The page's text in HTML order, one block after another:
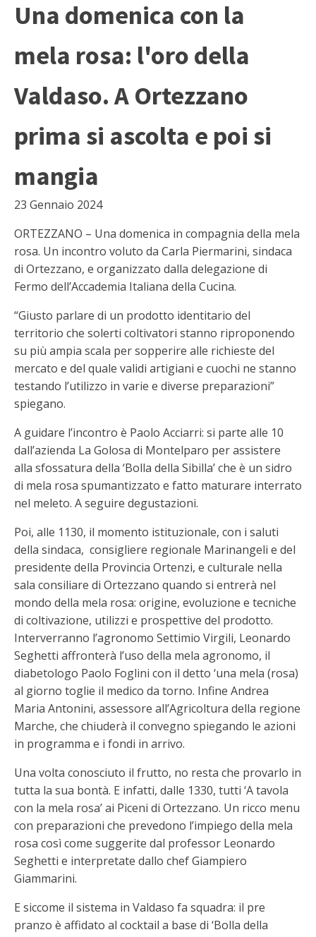
Una domenica con la
mela rosa: l'oro della
Valdaso. A Ortezzano
prima si ascolta e poi si
mangia
23 Gennaio 2024
ORTEZZANO – Una domenica in compagnia della mela
rosa. Un incontro voluto da Carla Piermarini, sindaca
di Ortezzano, e organizzato dalla delegazione di
Fermo dell’Accademia Italiana della Cucina.
“Giusto parlare di un prodotto identitario del
territorio che solerti coltivatori stanno riproponendo
su più ampia scala per sopperire alle richieste del
mercato e del quale validi artigiani e cuochi ne stanno
testando l’utilizzo in varie e diverse preparazioni”
spiegano.
A guidare l’incontro è Paolo Acciarri: si parte alle 10
dall’azienda La Golosa di Montelparo per assistere
alla sfossatura della ‘Bolla della Sibilla’ che è un sidro
di mela rosa spumantizzato e fatto maturare interrato
nel meleto. A seguire degustazioni.
Poi, alle 1130, il momento istituzionale, con i saluti
della sindaca, consigliere regionale Marinangeli e del
presidente della Provincia Ortenzi, e culturale nella
sala consiliare di Ortezzano quando si entrerà nel
mondo della mela rosa: origine, evoluzione e tecniche
di coltivazione, utilizzi e prospettive del prodotto.
Interverranno l’agronomo Settimio Virgili, Leonardo
Seghetti affronterà l’uso della mela agronomo, il
diabetologo Paolo Foglini con il detto ‘una mela (rosa)
al giorno toglie il medico da torno. Infine Andrea
Maria Antonini, assessore all’Agricoltura della regione
Marche, che chiuderà il convegno spiegando le azioni
in programma e i fondi in arrivo.
Una volta conosciuto il frutto, no resta che provarlo in
tutta la sua bontà. E infatti, dalle 1330, tutti ‘A tavola
con la mela rosa’ ai Piceni di Ortezzano. Un ricco menu
con preparazioni che prevedono l’impiego della mela
rosa così come suggerite dal professor Leonardo
Seghetti e interpretate dallo chef Giampiero
Giammarini.
E siccome il sistema in Valdaso fa squadra: il pre
pranzo è affidato al cocktail a base di ‘Bolla della